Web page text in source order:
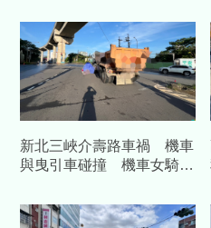
新北三峽介壽路車禍 機車
與曳引車碰撞 機車女騎士